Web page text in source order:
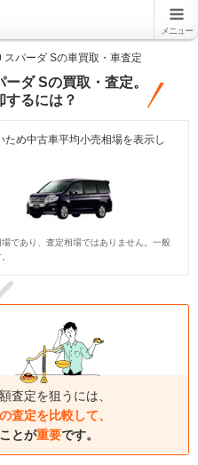
メニュー
パーダ Sの車買取・車査定
ダ Sの買取・査定。
するには？
め中古車平均小売相場を表示し
であり、査定相場ではありません。一般
査定を狙うには、
査定を比較して、
とが重要です。